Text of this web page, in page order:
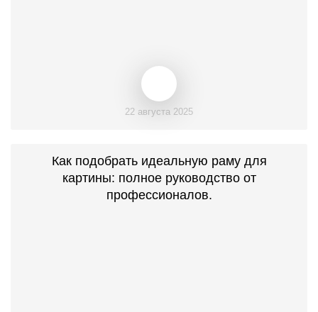
22 августа 2025
Как подобрать идеальную раму для
картины: полное руководство от
профессионалов.